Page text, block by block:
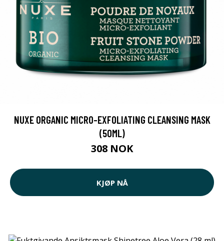
NUXE ORGANIC MICRO-EXFOLIATING CLEANSING MASK
(50ML)
308 NOK
KJØP NÅ